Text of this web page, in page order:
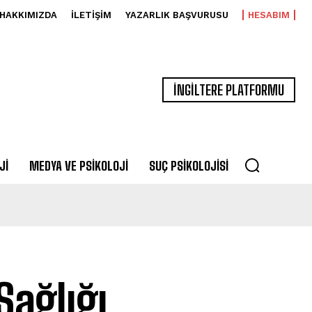
HAKKIMIZDA İLETIŞIM YAZARLIK BAŞVURUSU HESABIM
İNGİLTERE PLATFORMU
MEDYA VE PSIKOLOJI SUÇ PSIKOLOJISI